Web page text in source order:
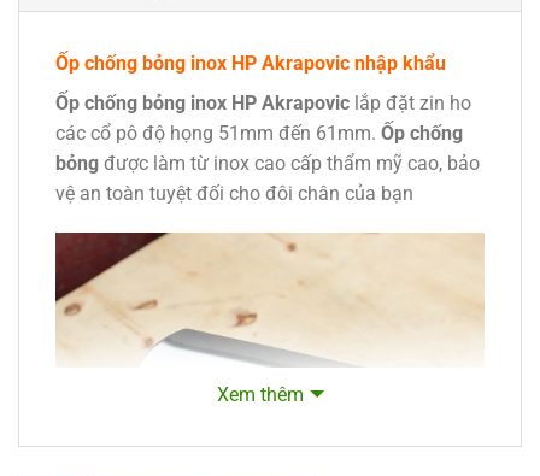
Ốp chống bỏng inox HP Akrapovic nhập khẩu
Ốp chống bỏng inox HP Akrapovic lắp đặt zin ho
các cổ pô độ họng 51mm đến 61mm. Ốp chống
bỏng được làm từ inox cao cấp thẩm mỹ cao, bảo
vệ an toàn tuyệt đối cho đôi chân của bạn
Xem thêm